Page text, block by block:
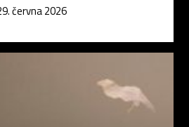
června 2026